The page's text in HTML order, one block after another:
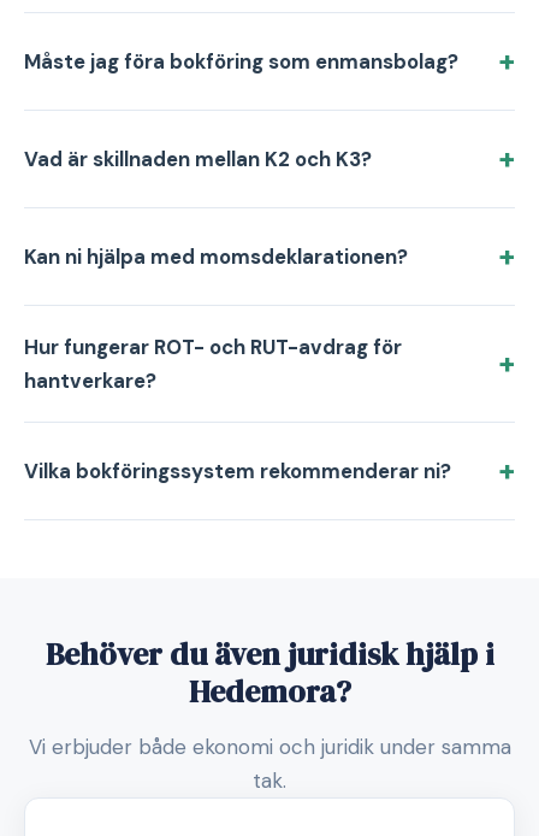
Måste jag föra bokföring som enmansbolag?
Vad är skillnaden mellan K2 och K3?
Kan ni hjälpa med momsdeklarationen?
Hur fungerar ROT- och RUT-avdrag för
hantverkare?
Vilka bokföringssystem rekommenderar ni?
Behöver du även juridisk hjälp i
Hedemora?
Vi erbjuder både ekonomi och juridik under samma
tak.